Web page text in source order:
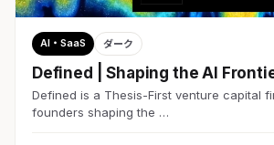
AI・SaaS ダーク
Defined | Shaping the AI
Defined is a Thesis-First venture capital
founders shaping the …